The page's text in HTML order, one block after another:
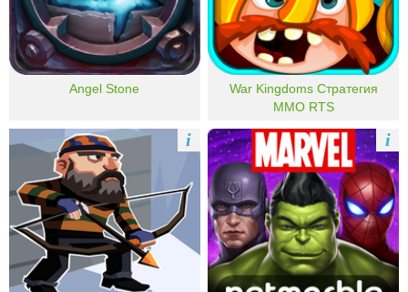
Angel Stone
War Kingdoms Стратегия
MMO RTS
i i